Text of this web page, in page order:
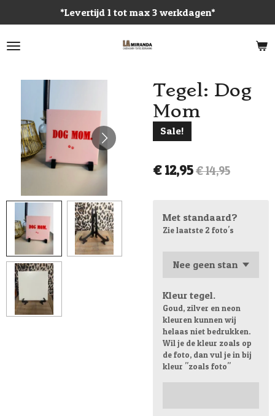
direct
naar
*Levertijd 1 tot max 3 werkdagen*
Tegel: Dog
Mom
Sale!
€ 12,95€ 14,95
Met standaard?
Zie laatste 2 foto's
Kleur tegel.
Goud, zilver en neon
kleuren kunnen wij
helaas niet bedrukken.
Wil je de kleur zoals op
de foto, dan vul je in bij
kleur "zoals foto"